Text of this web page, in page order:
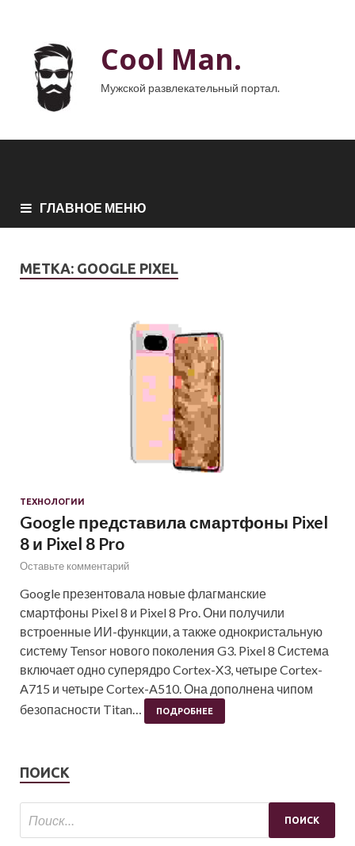
Cool Man.
Мужской развлекательный портал.
ГЛАВНОЕ МЕНЮ
МЕТКА: GOOGLE PIXEL
ТЕХНОЛОГИИ
Google представила смартфоны Pixel
8 и Pixel 8 Pro
Оставьте комментарий
Google презентовала новые флагманские
смартфоны Pixel 8 и Pixel 8 Pro. Они получили
встроенные ИИ-функции, а также однокристальную
систему Tensor нового поколения G3. Pixel 8 Система
включает одно суперядро Cortex-X3, четыре Cortex-
A715 и четыре Cortex-A510. Она дополнена чипом
безопасности Titan…
ПОДРОБНЕЕ
ПОИСК